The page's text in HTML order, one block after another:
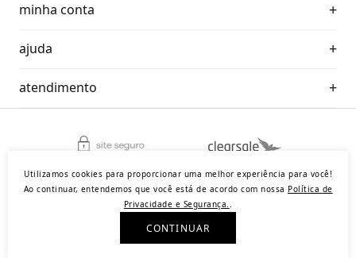
minha conta
ajuda
atendimento
Plataforma de
E-commerce by
CNPJ: 25.196.071/0001-32 | Endereço: Rua Capitão Felix, 34 Ecommerce - Benfica,
Utilizamos cookies para proporcionar uma melhor experiência para você!
Ao continuar, entendemos que você está de acordo com nossa Política de
Privacidade e Segurança..
CONTINUAR